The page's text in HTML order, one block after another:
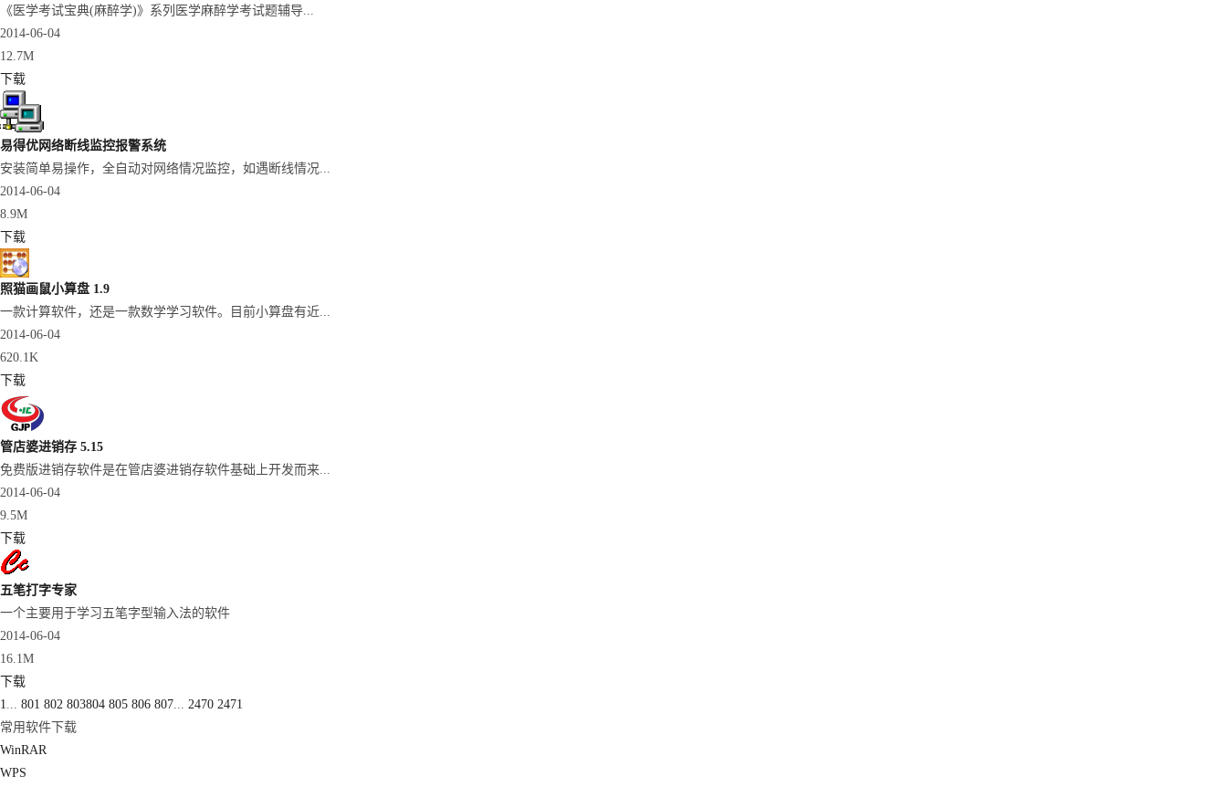
《医学考试宝典(麻醉学)》系列医学麻醉学考试题辅导...
2014-06-04
12.7M
下载
易得优网络断线监控报警系统
安装简单易操作，全自动对网络情况监控，如遇断线情况...
2014-06-04
8.9M
下载
照猫画鼠小算盘 1.9
一款计算软件，还是一款数学学习软件。目前小算盘有近...
2014-06-04
620.1K
下载
管店婆进销存 5.15
免费版进销存软件是在管店婆进销存软件基础上开发而来...
2014-06-04
9.5M
下载
五笔打字专家
一个主要用于学习五笔字型输入法的软件
2014-06-04
16.1M
下载
1... 801 802 803804 805 806 807... 2470 2471
常用软件下载
WinRAR
WPS